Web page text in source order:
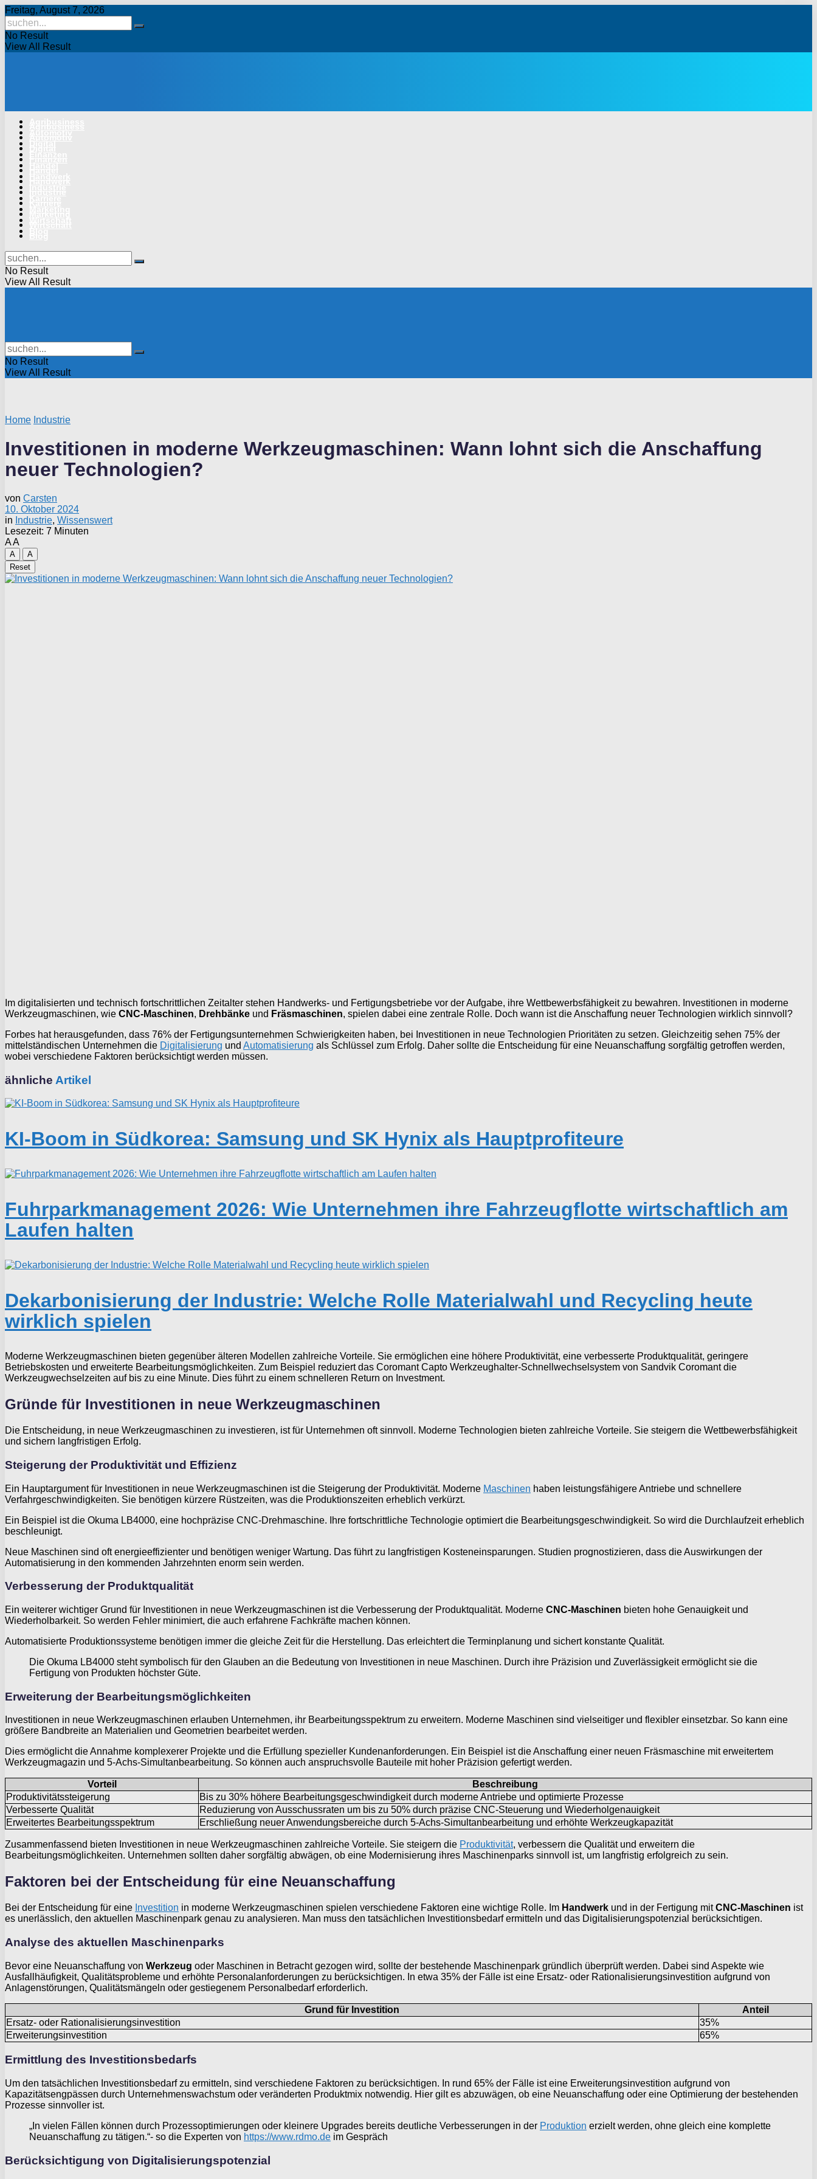
Freitag, August 7, 2026
No Result
View All Result
No Result
View All Result
No Result
View All Result
Home Industrie
Investitionen in moderne Werkzeugmaschinen: Wann lohnt sich die Anschaffung
neuer Technologien?
von Carsten
10. Oktober 2024
in Industrie, Wissenswert
Lesezeit: 7 Minuten
AA
A
A
Reset
Im digitalisierten und technisch fortschrittlichen Zeitalter stehen Handwerks- und Fertigungsbetriebe vor der Aufgabe, ihre Wettbewerbsfähigkeit zu bewahren. Investitionen in moderne
Werkzeugmaschinen, wie CNC-Maschinen, Drehbänke und Fräsmaschinen, spielen dabei eine zentrale Rolle. Doch wann ist die Anschaffung neuer Technologien wirklich sinnvoll?
Forbes hat herausgefunden, dass 76% der Fertigungsunternehmen Schwierigkeiten haben, bei Investitionen in neue Technologien Prioritäten zu setzen. Gleichzeitig sehen 75% der
mittelständischen Unternehmen die Digitalisierung und Automatisierung als Schlüssel zum Erfolg. Daher sollte die Entscheidung für eine Neuanschaffung sorgfältig getroffen werden,
wobei verschiedene Faktoren berücksichtigt werden müssen.
ähnliche Artikel
KI-Boom in Südkorea: Samsung und SK Hynix als Hauptprofiteure
Fuhrparkmanagement 2026: Wie Unternehmen ihre Fahrzeugflotte wirtschaftlich am
Laufen halten
Dekarbonisierung der Industrie: Welche Rolle Materialwahl und Recycling heute
wirklich spielen
Moderne Werkzeugmaschinen bieten gegenüber älteren Modellen zahlreiche Vorteile. Sie ermöglichen eine höhere Produktivität, eine verbesserte Produktqualität, geringere
Betriebskosten und erweiterte Bearbeitungsmöglichkeiten. Zum Beispiel reduziert das Coromant Capto Werkzeughalter-Schnellwechselsystem von Sandvik Coromant die
Werkzeugwechselzeiten auf bis zu eine Minute. Dies führt zu einem schnelleren Return on Investment.
Gründe für Investitionen in neue Werkzeugmaschinen
Die Entscheidung, in neue Werkzeugmaschinen zu investieren, ist für Unternehmen oft sinnvoll. Moderne Technologien bieten zahlreiche Vorteile. Sie steigern die Wettbewerbsfähigkeit
und sichern langfristigen Erfolg.
Steigerung der Produktivität und Effizienz
Ein Hauptargument für Investitionen in neue Werkzeugmaschinen ist die Steigerung der Produktivität. Moderne Maschinen haben leistungsfähigere Antriebe und schnellere
Verfahrgeschwindigkeiten. Sie benötigen kürzere Rüstzeiten, was die Produktionszeiten erheblich verkürzt.
Ein Beispiel ist die Okuma LB4000, eine hochpräzise CNC-Drehmaschine. Ihre fortschrittliche Technologie optimiert die Bearbeitungsgeschwindigkeit. So wird die Durchlaufzeit erheblich
beschleunigt.
Neue Maschinen sind oft energieeffizienter und benötigen weniger Wartung. Das führt zu langfristigen Kosteneinsparungen. Studien prognostizieren, dass die Auswirkungen der
Automatisierung in den kommenden Jahrzehnten enorm sein werden.
Verbesserung der Produktqualität
Ein weiterer wichtiger Grund für Investitionen in neue Werkzeugmaschinen ist die Verbesserung der Produktqualität. Moderne CNC-Maschinen bieten hohe Genauigkeit und
Wiederholbarkeit. So werden Fehler minimiert, die auch erfahrene Fachkräfte machen können.
Automatisierte Produktionssysteme benötigen immer die gleiche Zeit für die Herstellung. Das erleichtert die Terminplanung und sichert konstante Qualität.
Die Okuma LB4000 steht symbolisch für den Glauben an die Bedeutung von Investitionen in neue Maschinen. Durch ihre Präzision und Zuverlässigkeit ermöglicht sie die
Fertigung von Produkten höchster Güte.
Erweiterung der Bearbeitungsmöglichkeiten
Investitionen in neue Werkzeugmaschinen erlauben Unternehmen, ihr Bearbeitungsspektrum zu erweitern. Moderne Maschinen sind vielseitiger und flexibler einsetzbar. So kann eine
größere Bandbreite an Materialien und Geometrien bearbeitet werden.
Dies ermöglicht die Annahme komplexerer Projekte und die Erfüllung spezieller Kundenanforderungen. Ein Beispiel ist die Anschaffung einer neuen Fräsmaschine mit erweitertem
Werkzeugmagazin und 5-Achs-Simultanbearbeitung. So können auch anspruchsvolle Bauteile mit hoher Präzision gefertigt werden.
Vorteil
Beschreibung
Produktivitätssteigerung
Bis zu 30% höhere Bearbeitungsgeschwindigkeit durch moderne Antriebe und optimierte Prozesse
Verbesserte Qualität
Reduzierung von Ausschussraten um bis zu 50% durch präzise CNC-Steuerung und Wiederholgenauigkeit
Erweitertes Bearbeitungsspektrum
Erschließung neuer Anwendungsbereiche durch 5-Achs-Simultanbearbeitung und erhöhte Werkzeugkapazität
Zusammenfassend bieten Investitionen in neue Werkzeugmaschinen zahlreiche Vorteile. Sie steigern die Produktivität, verbessern die Qualität und erweitern die
Bearbeitungsmöglichkeiten. Unternehmen sollten daher sorgfältig abwägen, ob eine Modernisierung ihres Maschinenparks sinnvoll ist, um langfristig erfolgreich zu sein.
Faktoren bei der Entscheidung für eine Neuanschaffung
Bei der Entscheidung für eine Investition in moderne Werkzeugmaschinen spielen verschiedene Faktoren eine wichtige Rolle. Im Handwerk und in der Fertigung mitCNC-Maschinen ist
es unerlässlich, den aktuellen Maschinenpark genau zu analysieren. Man muss den tatsächlichen Investitionsbedarf ermitteln und das Digitalisierungspotenzial berücksichtigen.
Analyse des aktuellen Maschinenparks
Bevor eine Neuanschaffung von Werkzeug oder Maschinen in Betracht gezogen wird, sollte der bestehende Maschinenpark gründlich überprüft werden. Dabei sind Aspekte wie
Ausfallhäufigkeit, Qualitätsprobleme und erhöhte Personalanforderungen zu berücksichtigen. In etwa 35% der Fälle ist eine Ersatz- oder Rationalisierungsinvestition aufgrund von
Anlagenstörungen, Qualitätsmängeln oder gestiegenem Personalbedarf erforderlich.
Grund für Investition
Anteil
Ersatz- oder Rationalisierungsinvestition
35%
Erweiterungsinvestition
65%
Ermittlung des Investitionsbedarfs
Um den tatsächlichen Investitionsbedarf zu ermitteln, sind verschiedene Faktoren zu berücksichtigen. In rund 65% der Fälle ist eine Erweiterungsinvestition aufgrund von
Kapazitätsengpässen durch Unternehmenswachstum oder veränderten Produktmix notwendig. Hier gilt es abzuwägen, ob eine Neuanschaffung oder eine Optimierung der bestehenden
Prozesse sinnvoller ist.
„In vielen Fällen können durch Prozessoptimierungen oder kleinere Upgrades bereits deutliche Verbesserungen in der Produktion erzielt werden, ohne gleich eine komplette
Neuanschaffung zu tätigen.“- so die Experten von https://www.rdmo.de im Gespräch
Berücksichtigung von Digitalisierungspotenzial